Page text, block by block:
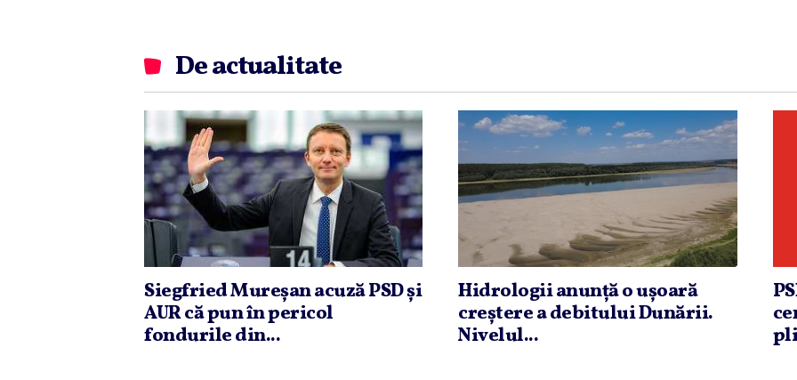
De actualitate
Siegfried Mureşan acuză PSD şi
AUR că pun în pericol
fondurile din...
Hidrologii anunţă o uşoară
creştere a debitului Dunării.
Nivelul...